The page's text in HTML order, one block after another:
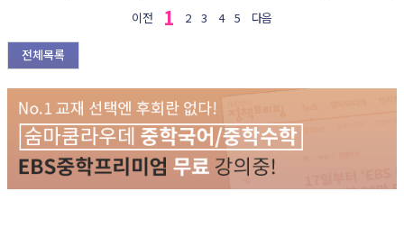
이전 1 2 3 4 5 다음
전체목록